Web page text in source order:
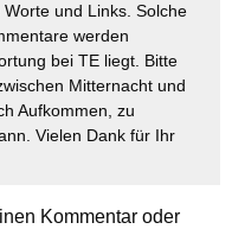
und Links. Solche
werden
bei TE liegt. Bitte
Mitternacht und
Aufkommen, zu
Vielen Dank für Ihr
Kommentar oder